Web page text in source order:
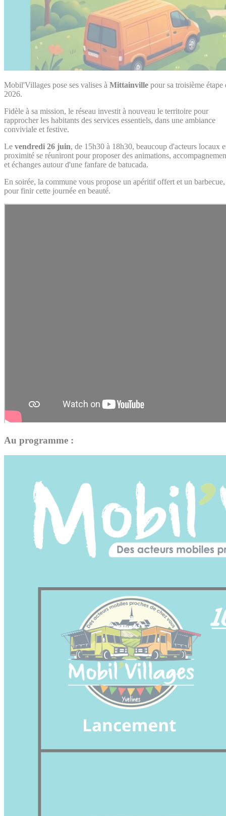
Mobil'Villages pose ses valises à Mittainville pour sa troisième étape
2026.
Fidèle à sa mission, le réseau investit à nouveau le territoire pour
rapprocher les habitants des services essentiels, dans une ambiance
conviviale et festive.
Le vendredi 26 juin, de 15h30 à 18h30, beaucoup d'acteurs locaux
proximité se réuniront pour proposer des animations,
et échanges autour d'une fanfare de batucada.
En soirée, la commune vous propose un apéritif offert et un barbecue,
pour finir cette journée en beauté.
Au programme :